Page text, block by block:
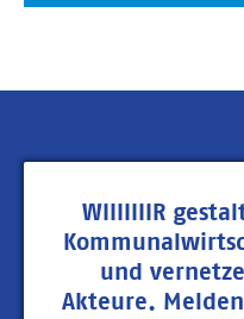
WIIIIIIIR
und
Akteure.